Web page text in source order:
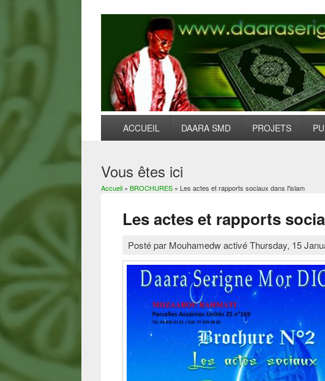
ACCUEIL DAARA SMD PROJETS
Vous êtes ici
Accueil »BROCHURES » Les actes et rapports sociaux dans l'islam
Les actes et rapports
Posté par MouhamedwactivéThursday, 15